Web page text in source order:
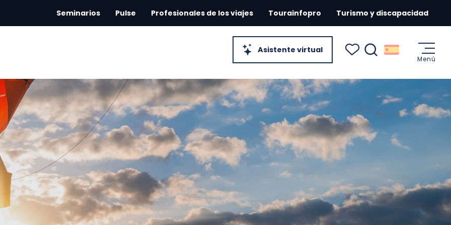
Asistente virtual
Seminarios Pulse Profesionales de los viajes Tourainfopro Turismo y discapacidad
Menú